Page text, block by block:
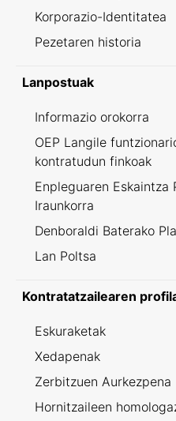
Korporazio-Identitatea
Pezetaren historia
Lanpostuak
Informazio orokorra
OEP Langile
kontratudun finkoak
Enpleguaren Eskaintza
Iraunkorra
Denboraldi Baterako
Lan Poltsa
Kontratatzailearen
Eskuraketak
Xedapenak
Zerbitzuen Aurkezpena
Hornitzaileen